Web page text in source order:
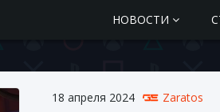
НОВОСТИ
18 апреля 2024 Zaratos